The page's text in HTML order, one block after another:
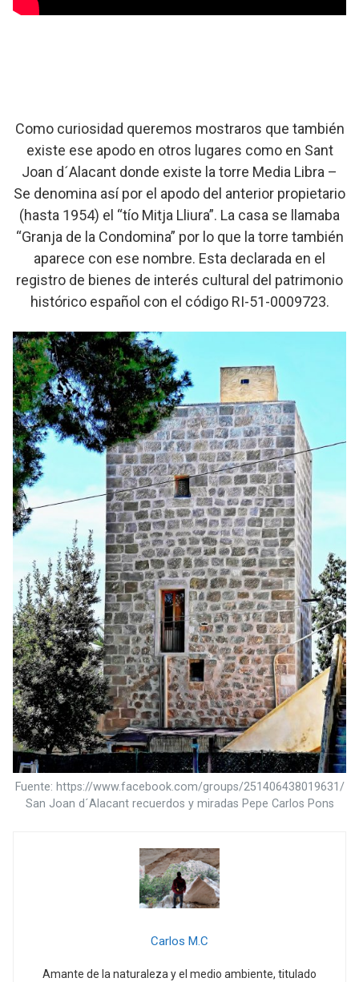
Como curiosidad queremos mostraros que también
existe ese apodo en otros lugares como en Sant
Joan d´Alacant donde existe la torre Media Libra –
Se denomina así por el apodo del anterior propietario
(hasta 1954) el “tío Mitja Lliura”. La casa se llamaba
“Granja de la Condomina” por lo que la torre también
aparece con ese nombre. Esta declarada en el
registro de bienes de interés cultural del patrimonio
histórico español con el código RI-51-0009723.
Fuente: https://www.facebook.com/groups/251406438019631/
San Joan d´Alacant recuerdos y miradas Pepe Carlos Pons
Carlos M.C
Amante de la naturaleza y el medio ambiente, titulado